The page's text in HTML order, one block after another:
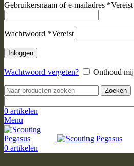
Gebruikersnaam of e-mailadres *Vereist
Wachtwoord *Vereist
Inloggen
Wachtwoord vergeten? Onthoud mij
Zoeken
0 artikelen
Menu
0 artikelen